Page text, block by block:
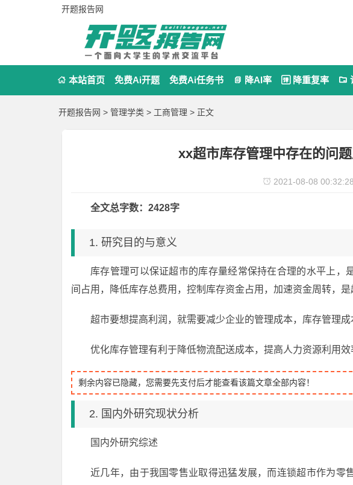
开题报告网
 本站首页 免费Ai开题 免费Ai任务书  降AI率  降重复率 
开题报告网 > 管理学类 > 工商管理 > 正文
xx超市库存管理中存在的问
 2021-08-08 00:32:28
全文总字数：2428字
1. 研究目的与意义
库存管理可以保证超市的库存量经常保持在合理的水平上，
间占用，降低库存总费用，控制库存资金占用，加速资金周转，是
超市要想提高利润，就需要减少企业的管理成本，库存管理成
优化库存管理有利于降低物流配送成本，提高人力资源利用效
剩余内容已隐藏，您需要先支付后才能查看该篇文章全部内容！
2. 国内外研究现状分析
国内外研究综述
近几年，由于我国零售业取得迅猛发展，而连锁超市作为零